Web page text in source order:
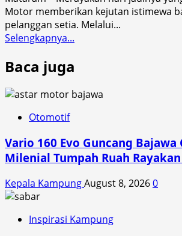
Motor memberikan kejutan istimewa
pelanggan setia. Melalui...
Selengkapnya...
Pulang
Vario
550
Ribu
Semarak
HUT
55
Baca juga
Otomotif
Vario 160 Evo Guncang Bajawa
Milenial Tumpah Ruah Rayakan
Kepala KampungAugust 8, 20260
Inspirasi Kampung